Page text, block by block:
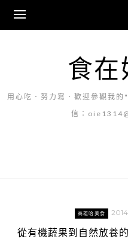
content
食在
用心吃．努力寫．歡迎參觀我
信：
高雄哈美食
從有機蔬果到自然放養